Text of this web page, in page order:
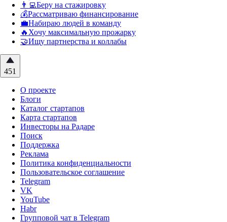
👨‍💻Беру на стажировку
💰Рассматриваю финансирование
💼Набираю людей в команду
🔥Хочу максимальную прожарку
🤝Ищу партнерства и коллабы
451
О проекте
Блоги
Каталог стартапов
Карта стартапов
Инвесторы на Радаре
Поиск
Поддержка
Реклама
Политика конфиденциальности
Пользовательское соглашение
Telegram
VK
YouTube
Habr
Групповой чат в Telegram